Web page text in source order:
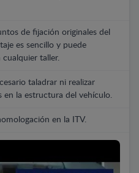
de fijación originales del
es sencillo y puede
taller.
taladrar ni realizar
la estructura del vehículo.
en la ITV.